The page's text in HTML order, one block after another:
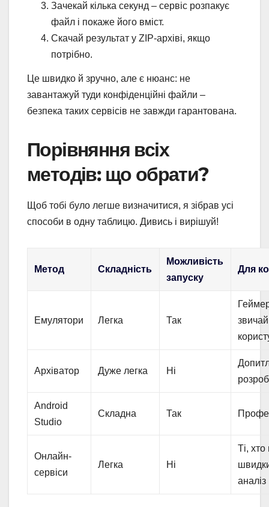
Зачекай кілька секунд – сервіс розпакує
файл і покаже його вміст.
Скачай результат у ZIP-архіві, якщо
потрібно.
Це швидко й зручно, але є нюанс: не
завантажуй туди конфіденційні файли –
безпека таких сервісів не завжди гарантована.
Порівняння всіх
методів: що обрати?
Щоб тобі було легше визначитися, я зібрав усі
способи в одну таблицю. Дивись і вирішуй!
Метод Складність
Можливість
запуску
Для
Емулятори Легка Так
Архіватор Дуже легка Ні
Android
Studio
Складна Так
Онлайн-
сервіси
Легка Ні
Ті,
аналіз